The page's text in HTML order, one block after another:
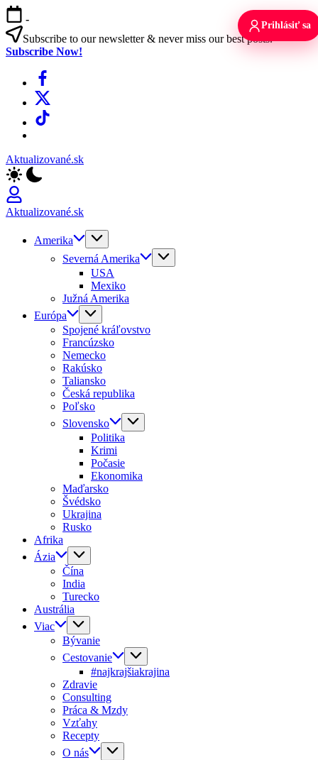
Skip
to
content
-
Subscribe to our newsletter & never miss our best posts.
Subscribe Now!
Facebook
X
TikTok
Aktualizované.sk
Aktualizované.sk
Amerika
Severná Amerika
USA
Mexiko
Južná Amerika
Európa
Spojené kráľovstvo
Francúzsko
Nemecko
Rakúsko
Taliansko
Česká republika
Poľsko
Slovensko
Politika
Krimi
Počasie
Ekonomika
Maďarsko
Švédsko
Ukrajina
Rusko
Afrika
Ázia
Čína
India
Turecko
Austrália
Viac
Bývanie
Cestovanie
#najkrajšiakrajina
Zdravie
Consulting
Práca & Mzdy
Vzťahy
Recepty
O nás
Prihlásiť sa